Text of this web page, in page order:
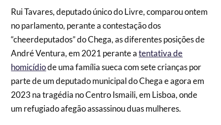
Rui Tavares, deputado único do Livre, comparou ontem
no parlamento, perante a contestação dos
“cheerdeputados” do Chega, as diferentes posições de
André Ventura, em 2021 perante atentativa de
homicídiode uma família sueca com sete crianças por
parte de um deputado municipal do Chega e agora em
2023 na tragédia no Centro Ismaili, em Lisboa, onde
um refugiado afegão assassinou duas mulheres.